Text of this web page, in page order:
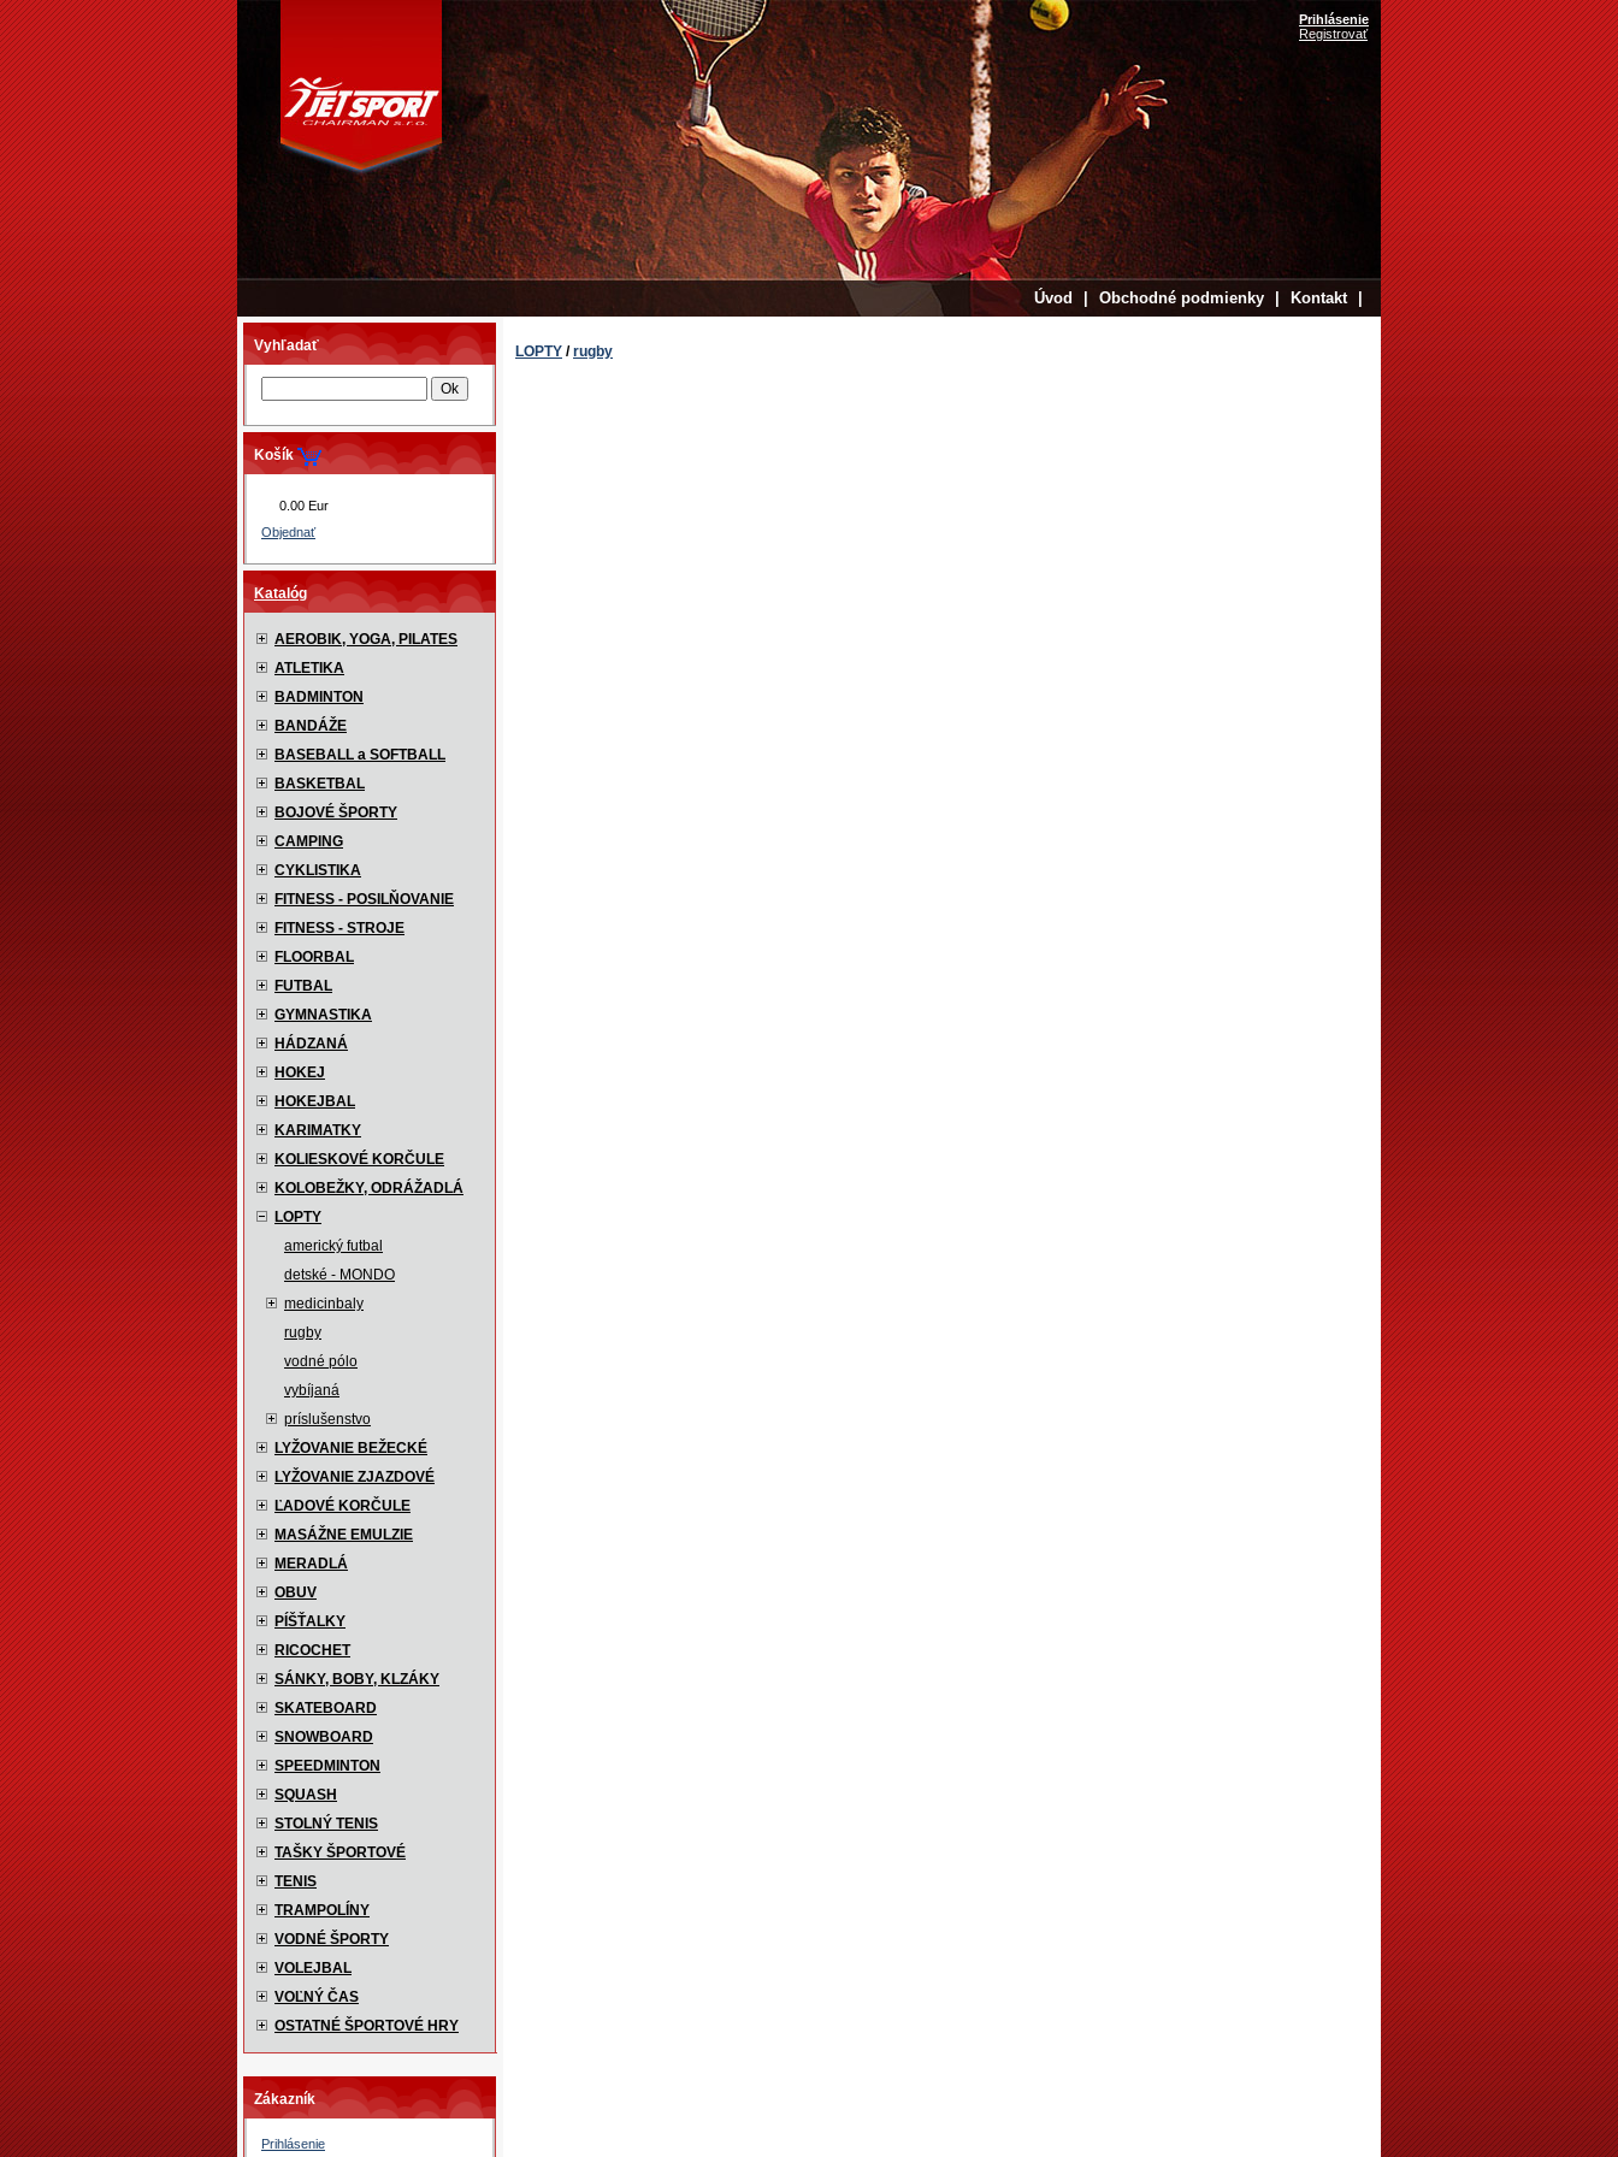
Prihlásenie
Registrovať
Úvod Obchodné podmienky Kontakt
Vyhľadať
Košík
0.00 Eur
Objednať
Katalóg
AEROBIK, YOGA, PILATES
ATLETIKA
BADMINTON
BANDÁŽE
BASEBALL a SOFTBALL
BASKETBAL
BOJOVÉ ŠPORTY
CAMPING
CYKLISTIKA
FITNESS - POSILŇOVANIE
FITNESS - STROJE
FLOORBAL
FUTBAL
GYMNASTIKA
HÁDZANÁ
HOKEJ
HOKEJBAL
KARIMATKY
KOLIESKOVÉ KORČULE
KOLOBEŽKY, ODRÁŽADLÁ
LOPTY
americký futbal
detské - MONDO
medicinbaly
rugby
vodné pólo
vybíjaná
príslušenstvo
LYŽOVANIE BEŽECKÉ
LYŽOVANIE ZJAZDOVÉ
ĽADOVÉ KORČULE
MASÁŽNE EMULZIE
MERADLÁ
OBUV
PÍŠŤALKY
RICOCHET
SÁNKY, BOBY, KLZÁKY
SKATEBOARD
SNOWBOARD
SPEEDMINTON
SQUASH
STOLNÝ TENIS
TAŠKY ŠPORTOVÉ
TENIS
TRAMPOLÍNY
VODNÉ ŠPORTY
VOLEJBAL
VOĽNÝ ČAS
OSTATNÉ ŠPORTOVÉ HRY
Zákazník
Prihlásenie
LOPTY /rugby